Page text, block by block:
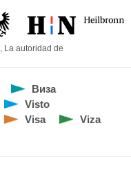
, La autoridad de
Виза
Visto
Visa
Viza